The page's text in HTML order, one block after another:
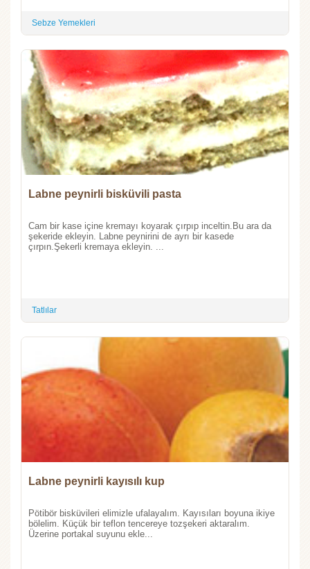
Sebze Yemekleri
Labne peynirli bisküvili pasta
Cam bir kase içine kremayı koyarak çırpıp inceltin.Bu ara da
şekeride ekleyin. Labne peynirini de ayrı bir kasede
çırpın.Şekerli kremaya ekleyin. ...
Tatlılar
Labne peynirli kayısılı kup
Pötibör bisküvileri elimizle ufalayalım. Kayısıları boyuna ikiye
bölelim. Küçük bir teflon tencereye tozşekeri aktaralım.
Üzerine portakal suyunu ekle...